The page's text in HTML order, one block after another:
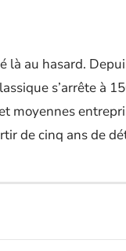
là au hasard.
s’arrête à
moyennes
de cinq ans de